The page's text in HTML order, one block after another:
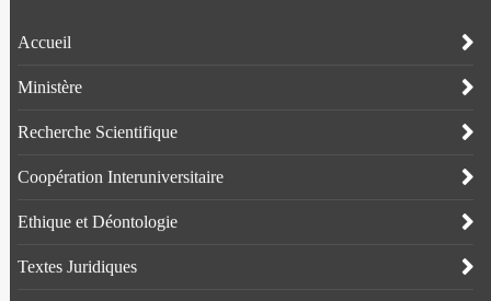
Accueil
Ministère
Recherche Scientifique
Coopération Interuniversitaire
Ethique et Déontologie
Textes Juridiques